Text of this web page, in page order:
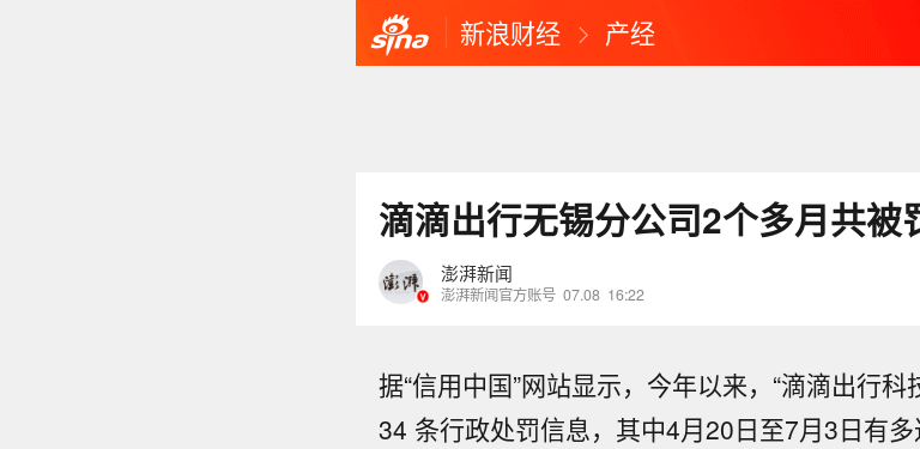
新浪财经 产经
滴滴出行无锡分公司2个多月共被
澎湃新闻
澎湃新闻官方账号 07.08 16:22
据“信用中国”网站显示，今年以来，“滴滴出行
34 条行政处罚信息，其中4月20日至7月3日有多